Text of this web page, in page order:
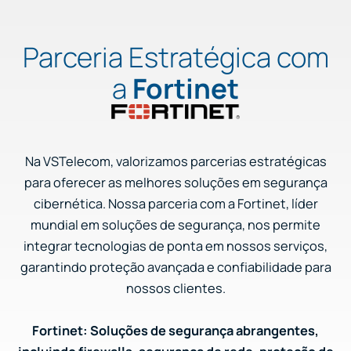
Parceria Estratégica com
a Fortinet
Na VSTelecom, valorizamos parcerias estratégicas
para oferecer as melhores soluções em segurança
cibernética. Nossa parceria com a Fortinet, líder
mundial em soluções de segurança, nos permite
integrar tecnologias de ponta em nossos serviços,
garantindo proteção avançada e confiabilidade para
nossos clientes.
Fortinet: Soluções de segurança abrangentes,